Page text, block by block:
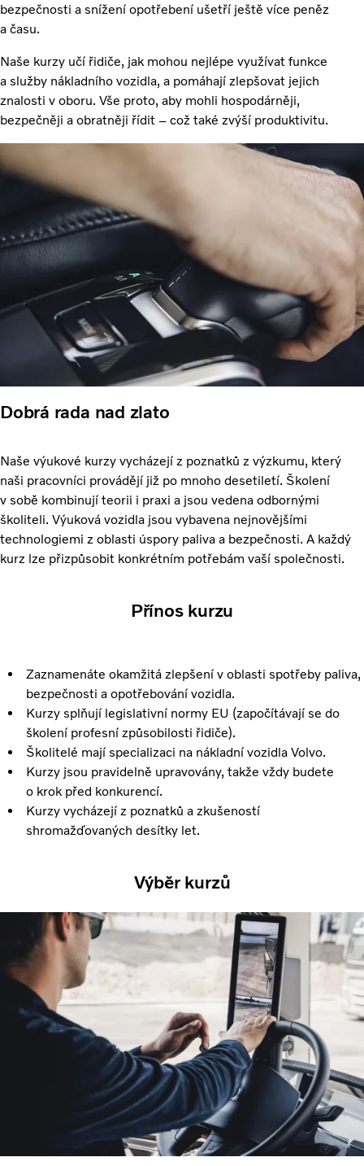
bezpečnosti a snížení opotřebení ušetří ještě více peněz
a času.
Naše kurzy učí řidiče, jak mohou nejlépe využívat funkce
a služby nákladního vozidla, a pomáhají zlepšovat jejich
znalosti v oboru. Vše proto, aby mohli hospodárněji,
bezpečněji a obratněji řídit – což také zvýší produktivitu.
Dobrá rada nad zlato
Naše výukové kurzy vycházejí z poznatků z výzkumu, který
naši pracovníci provádějí již po mnoho desetiletí. Školení
v sobě kombinují teorii i praxi a jsou vedena odbornými
školiteli. Výuková vozidla jsou vybavena nejnovějšími
technologiemi z oblasti úspory paliva a bezpečnosti. A každý
kurz lze přizpůsobit konkrétním potřebám vaší společnosti.
Přínos kurzu
Zaznamenáte okamžitá zlepšení v oblasti spotřeby paliva,
bezpečnosti a opotřebování vozidla.
Kurzy splňují legislativní normy EU (započítávají se do
školení profesní způsobilosti řidiče).
Školitelé mají specializaci na nákladní vozidla Volvo.
Kurzy jsou pravidelně upravovány, takže vždy budete
o krok před konkurencí.
Kurzy vycházejí z poznatků a zkušeností
shromažďovaných desítky let.
Výběr kurzů